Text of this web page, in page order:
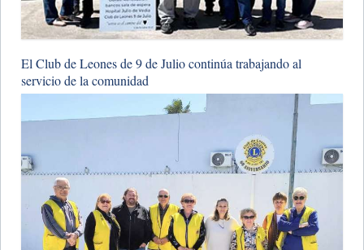
​El Club de Leones de 9 de Julio continúa trabajando al
servicio de la comunidad